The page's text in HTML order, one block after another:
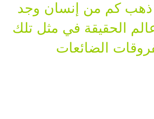
كم من إنسان وجد
الحقيقة في مثل تلك
الضائعات